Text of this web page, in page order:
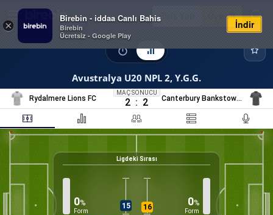
×
Birebin - iddaa Canlı Bahis
Birebin
Ücretsiz - Google Play
İndir
Giriş Yap Üye Ol
Avustralya U20 NPL 2, Y.G.G.
Rydalmere Lions FC
MAÇ SONUCU
2 : 2 Canterbury Bankstown Berries
Ligdeki Sırası
0%
Form
15 16 0%
Form